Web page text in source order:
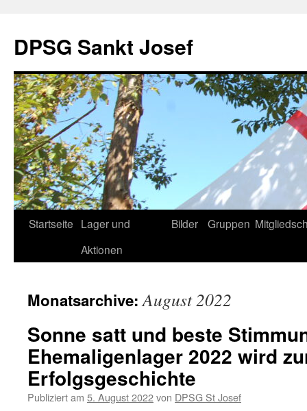
DPSG Sankt Josef
Zum
Startseite Lager und
Aktionen
Bilder Gruppen
Monatsarchive:August 2022
Sonne satt und beste
Ehemaligenlager 2022 wird
Erfolgsgeschichte
Publiziert am 5. August 2022von DPSG St Josef